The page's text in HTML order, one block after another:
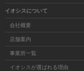
イオシスについて
会社概要
店舗案内
事業所一覧
イオシスが選ばれる理由